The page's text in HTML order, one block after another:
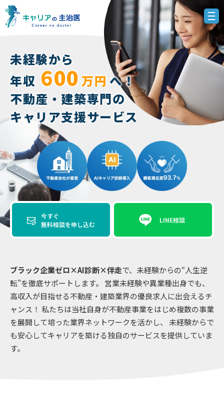
未経験から
年収 600 万円 へ！
不動産・建築専門の
キャリア支援サービス
今すぐ
無料相談を申し込む
LINE相談
ブラック企業ゼロ×AI診断×伴走で、未経験からの“人生逆
転”を徹底サポートします。
営業未経験や異業種出身でも、
高収入が目指せる不動産・建築業界の優良求人に出会えるチ
ャンス！ 私たちは当社自身が不動産事業をはじめ複数の事業
を展開して培った業界ネットワークを活かし、
未経験からで
も安心してキャリアを築ける独自のサービスを提供していま
す。